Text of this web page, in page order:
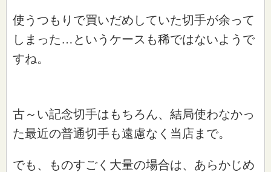
使うつもりで買いだめしていた切手が余って
しまった…というケースも稀ではないようで
すね。
古～い記念切手はもちろん、結局使わなかっ
た最近の普通切手も遠慮なく当店まで。
でも、ものすごく大量の場合は、あらかじめ